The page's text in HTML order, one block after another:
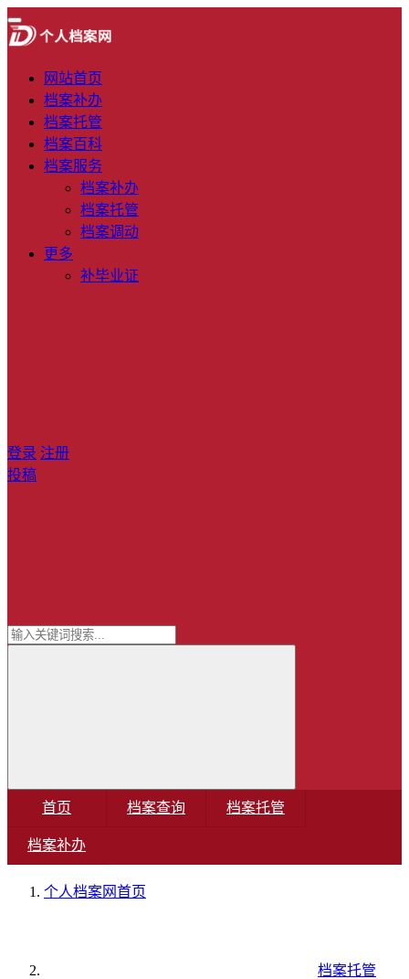
网站首页
档案补办
档案托管
档案百科
档案服务
档案补办
档案托管
档案调动
更多
补毕业证
登录 注册
投稿
首页 档案查询 档案托管
档案补办
个人档案网首页
档案托管